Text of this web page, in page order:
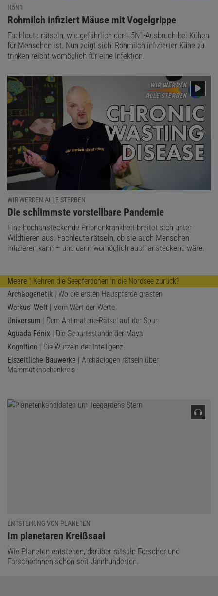
Hans-Karl Eder
Der deutsche Mathematiker und Pädagoge arbeitet unter anderem
auch als Mintbotschafter undAutor.
H5N1
:
Rohmilch infiziert Mäuse mit Vogelgrippe
Fachleute rätseln, wie gefährlich der H5N1-Ausbruch bei Kühen
für Menschen ist. Nun zeigt sich: Rohmilch infizierter Kühe zu
trinken reicht womöglich für eine Infektion.
WIR WERDEN ALLE STERBEN
:
Die schlimmste vorstellbare Pandemie
Eine hochansteckende Prionenkrankheit breitet sich unter
Wildtieren aus. Fachleute rätseln, ob sie auch Menschen
infizieren kann – und dann womöglich auch ansteckend wäre.
Meere | Kehren die Seepferdchen in die Nordsee zurück?
Archäogenetik | Wo die ersten Hauspferde grasten
Warkus' Welt | Vom Wert der Werte
Universum | Dem Antimaterie-Rätsel auf der Spur
Aguada Fénix | Die Geburtsstunde der Maya
Kognition | Die Wurzeln der Intelligenz
Eiszeitliche Bauwerke | Archäologen rätseln über
Mammutknochenkreis
ENTSTEHUNG VON PLANETEN
Im planetaren Kreißsaal
Wie Planeten entstehen, darüber rätseln Forscher und
Forscherinnen schon seit Jahrhunderten.